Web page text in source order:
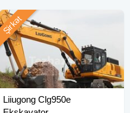
Liiugong Clg950e
Şirkət